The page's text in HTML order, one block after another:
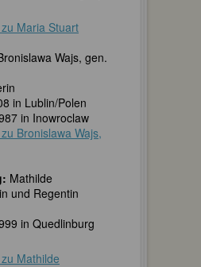
Maria Stuart
Wajs, gen.
in Lublin/Polen
in Inowroclaw
Bronislawa Wajs,
Mathilde
und Regentin
in Quedlinburg
Mathilde